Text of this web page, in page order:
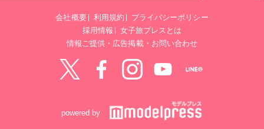
会社概要 利用規約
プライバシーポリシー
採用情報
女子旅プレスとは
情報ご提供・広告掲載・お問い合わせ
powered by